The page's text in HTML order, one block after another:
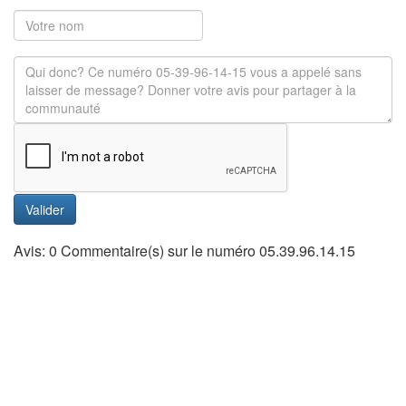
Valider
Avis: 0 Commentaire(s) sur le numéro 05.39.96.14.15